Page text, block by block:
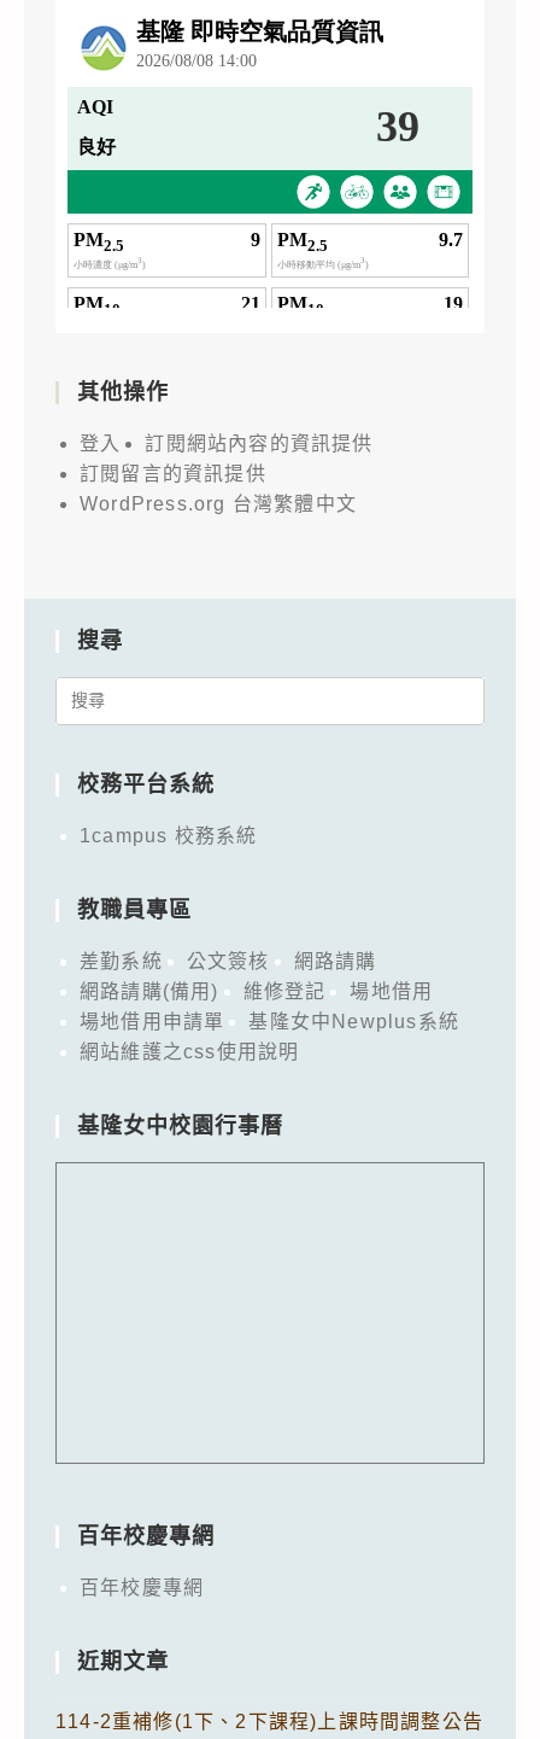
其他操作
登入
訂閱網站內容的資訊提供
訂閱留言的資訊提供
WordPress.org 台灣繁體中文
搜尋
Search
校務平台系統
1campus 校務系統
教職員專區
差勤系統 公文簽核
網路請購
網路請購(備用)
維修登記
場地借用
場地借用申請單
基隆女中Newplus系統
網站維護之css使用說明
基隆女中校園行事曆
百年校慶專網
百年校慶專網
近期文章
114-2重補修(1下、2下課程)上課時間調整公告